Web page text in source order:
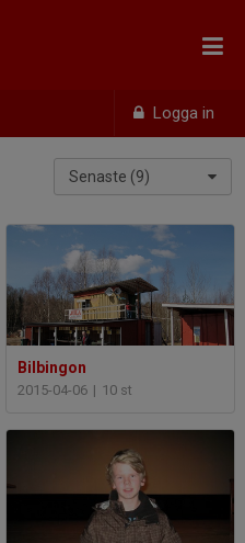
Logga in
Senaste (9)
Bilbingon
2015-04-06 | 10 st